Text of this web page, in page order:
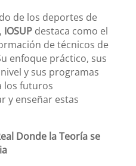
de los deportes de
IOSUPdestaca como el
de técnicos de
enfoque práctico, sus
y sus programas
los futuros
y enseñar estas
Donde la Teoría se